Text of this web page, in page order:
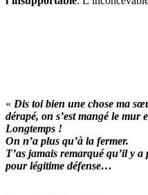
« Dis toi bien une chose ma
dérapé, on s’est mangé le mur
Longtemps !
On n’a plus qu’à la fermer.
T’as jamais remarqué qu’il y
pour légitime défense…